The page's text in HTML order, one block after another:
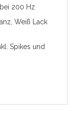
200 Hz
Weiß Lack
Spikes und